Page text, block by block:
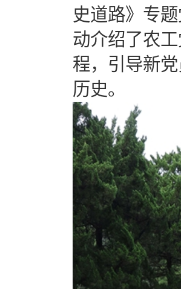
史道路》专
动介绍了农
程，引导新
历史。